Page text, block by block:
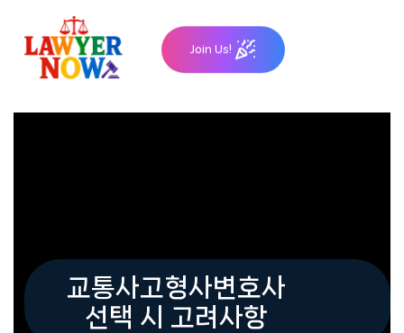
content
Join Us!
교통사고형사변호사
선택 시 고려사항